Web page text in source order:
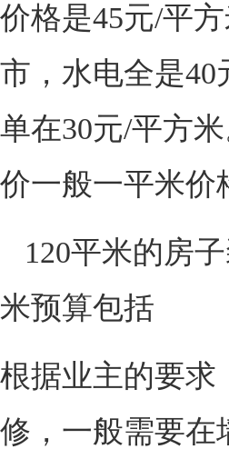
价格是45元/平
市，水电全是
单在30元/平方
价一般一平米价
120平米的房
米预算包括
根据业主的要求
修，一般需要在